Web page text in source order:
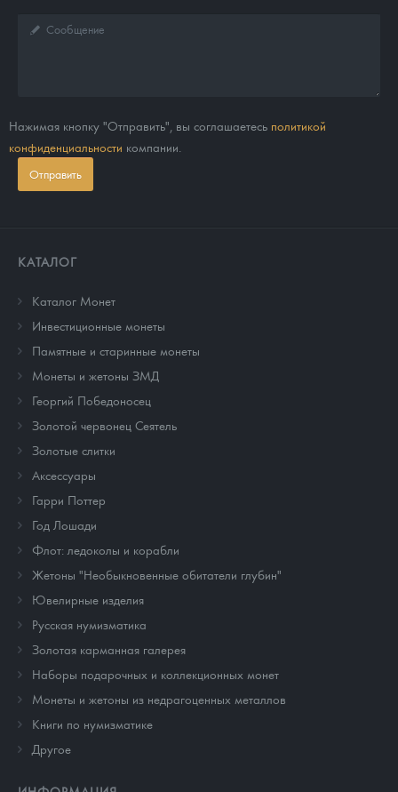
Нажимая кнопку "Отправить", вы соглашаетесь политикой
конфиденциальности компании.
Отправить
КАТАЛОГ
Каталог Монет
Инвестиционные монеты
Памятные и старинные монеты
Монеты и жетоны ЗМД
Георгий Победоносец
Золотой червонец Сеятель
Золотые слитки
Аксессуары
Гарри Поттер
Год Лошади
Флот: ледоколы и корабли
Жетоны "Необыкновенные обитатели глубин"
Ювелирные изделия
Русская нумизматика
Золотая карманная галерея
Наборы подарочных и коллекционных монет
Монеты и жетоны из недрагоценных металлов
Книги по нумизматике
Другое